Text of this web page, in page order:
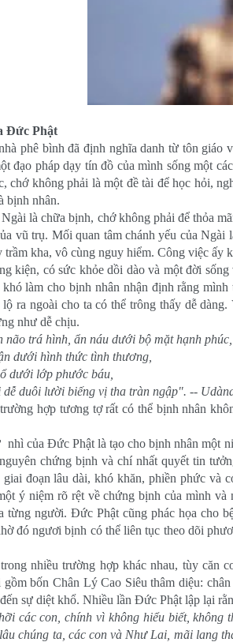
Đức Phật
phê bình đã định nghĩa danh từ tôn giáo
đạo pháp dạy tín đồ của mình sống một
chớ không phải là một đề tài để học hỏi,
bịnh nhân.
là chữa bịnh, chớ không phải để thỏa
vũ trụ. Mối quan tâm chánh yếu của
trầm kha, vô cùng nguy hiểm. Công việc ấy
kiện, có sức khỏe dồi dào và một đời
khó làm cho bịnh nhân nhận định rằng
ra ngoài cho ta có thể trông thấy dễ
như dễ chịu.
não trá hình, ẩn náu dưới bộ mặt hạnh phúc,
dưới hình thức tình thương,
dưới lớp phước báu,
dễ duôi lười biếng vị tha tràn ngập". --
hợp tương tợ rất có thể bịnh nhân
của Ðức Phật là tạo cho bịnh nhân một
chứng bịnh và chí nhất quyết tin
giai đoạn lâu dài, khó khăn, phiền phức và
ý niệm rõ rệt về chứng bịnh của mình
từng người. Ðức Phật cũng phác họa cho
đó ngươi bịnh có thể liên tục theo dõi
nhiều trường hợp khác nhau, tùy căn
bốn Chân Lý Cao Siêu thâm diệu:
sự diệt khổ. Nhiều lần Ðức Phật lập lại
các con, chính vì không hiểu biết,
chúng ta, các con và Như Lai, mãi lang